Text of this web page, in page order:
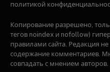
политикой
Копирование разрешено,
тегов noindex и nofollow)
правилами сайта. Редакция не
содержание комментариев.
совпадать с мнением